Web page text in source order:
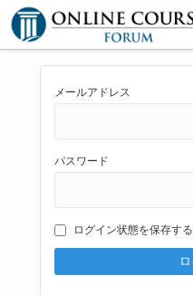
メールアドレス
パスワード
ログイン状態を保存する